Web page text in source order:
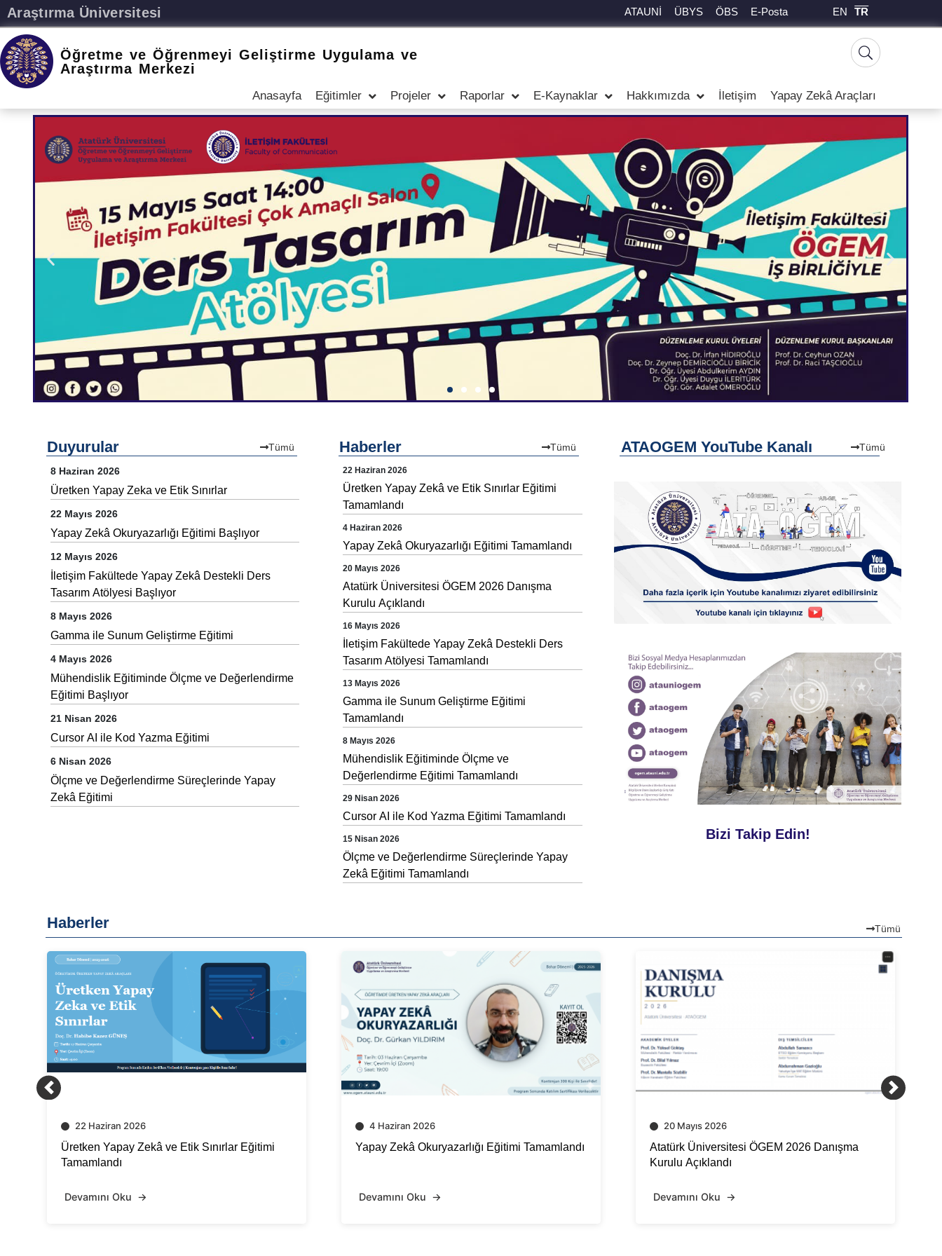
Araştırma Üniversitesi ATAUNİ ÜBYS ÖBS E-Posta EN TR
Öğretme ve Öğrenmeyi Geliştirme Uygulama ve
Araştırma Merkezi
Anasayfa Eğitimler Projeler Raporlar E-Kaynaklar Hakkımızda İletişim Yapay Zekâ Araçları
Duyurular Tümü
8 Haziran 2026
Üretken Yapay Zeka ve Etik Sınırlar
22 Mayıs 2026
Yapay Zekâ Okuryazarlığı Eğitimi Başlıyor
12 Mayıs 2026
İletişim Fakültede Yapay Zekâ Destekli Ders
Tasarım Atölyesi Başlıyor
8 Mayıs 2026
Gamma ile Sunum Geliştirme Eğitimi
4 Mayıs 2026
Mühendislik Eğitiminde Ölçme ve Değerlendirme
Eğitimi Başlıyor
21 Nisan 2026
Cursor AI ile Kod Yazma Eğitimi
6 Nisan 2026
Ölçme ve Değerlendirme Süreçlerinde Yapay
Zekâ Eğitimi
Haberler Tümü
22 Haziran 2026
Üretken Yapay Zekâ ve Etik Sınırlar Eğitimi
Tamamlandı
4 Haziran 2026
Yapay Zekâ Okuryazarlığı Eğitimi Tamamlandı
20 Mayıs 2026
Atatürk Üniversitesi ÖGEM 2026 Danışma
Kurulu Açıklandı
16 Mayıs 2026
İletişim Fakültede Yapay Zekâ Destekli Ders
Tasarım Atölyesi Tamamlandı
13 Mayıs 2026
Gamma ile Sunum Geliştirme Eğitimi
Tamamlandı
8 Mayıs 2026
Mühendislik Eğitiminde Ölçme ve
Değerlendirme Eğitimi Tamamlandı
29 Nisan 2026
Cursor AI ile Kod Yazma Eğitimi Tamamlandı
15 Nisan 2026
Ölçme ve Değerlendirme Süreçlerinde Yapay
Zekâ Eğitimi Tamamlandı
ATAOGEM YouTube Kanalı Tümü
Bizi Takip Edin!
Haberler Tümü
Eğitimi Yapay Zekâ Okuryazarlığı Eğitimi Tamamlandı
Atatürk Üniversitesi ÖGEM 2026 Danışma
İletişim Fakültede Yapay Zekâ Destekli
Tasarım Atölyesi Tamamlandı
Devamını Oku